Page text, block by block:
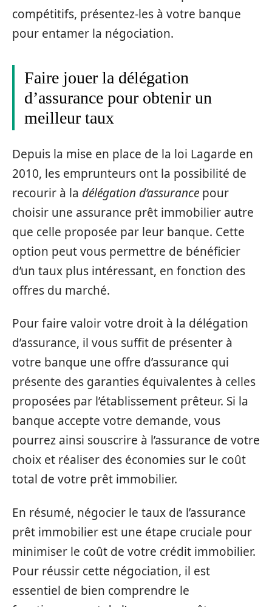
compétitifs, présentez-les à votre banque
pour entamer la négociation.
Faire jouer la délégation
d’assurance pour obtenir un
meilleur taux
Depuis la mise en place de la loi Lagarde en
2010, les emprunteurs ont la possibilité de
recourir à la délégation d’assurance pour
choisir une assurance prêt immobilier autre
que celle proposée par leur banque. Cette
option peut vous permettre de bénéficier
d’un taux plus intéressant, en fonction des
offres du marché.
Pour faire valoir votre droit à la délégation
d’assurance, il vous suffit de présenter à
votre banque une offre d’assurance qui
présente des garanties équivalentes à celles
proposées par l’établissement prêteur. Si la
banque accepte votre demande, vous
pourrez ainsi souscrire à l’assurance de votre
choix et réaliser des économies sur le coût
total de votre prêt immobilier.
En résumé, négocier le taux de l’assurance
prêt immobilier est une étape cruciale pour
minimiser le coût de votre crédit immobilier.
Pour réussir cette négociation, il est
essentiel de bien comprendre le